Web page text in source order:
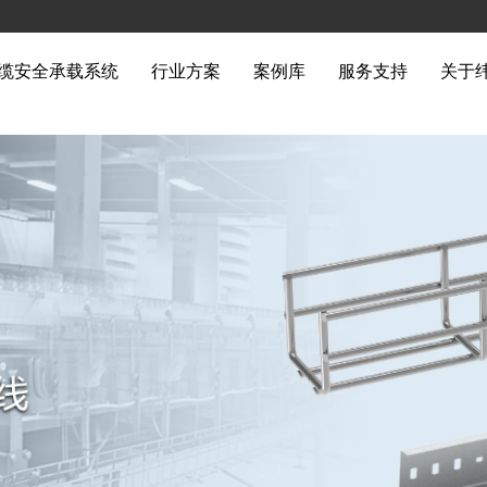
安全承载系统 行业方案 案例库 服务支持 关于